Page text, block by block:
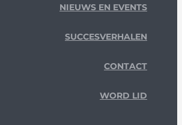
NIEUWS EN EVENTS
SUCCESVERHALEN
CONTACT
WORD LID